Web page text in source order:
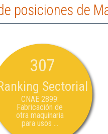
posiciones de
307
Sectorial
CNAE 2899:
Fabricación de
otra maquinaria
para usos ...